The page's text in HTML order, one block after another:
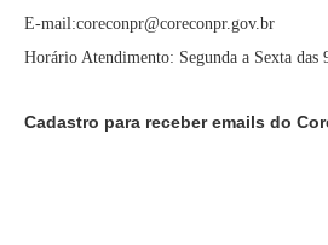
E-mail:coreconpr@coreconpr.gov.br
Horário Atendimento: Segunda a Sexta das
Cadastro para receber emails do